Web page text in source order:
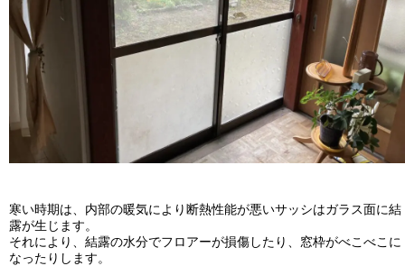
寒い時期は、内部の暖気により断熱性能が悪いサッシはガラス面に結
露が生じます。
それにより、結露の水分でフロアーが損傷したり、窓枠がべこべこに
なったりします。